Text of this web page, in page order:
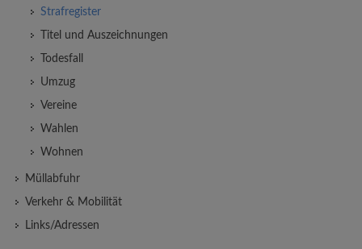
Strafregister
Titel und Auszeichnungen
Todesfall
Umzug
Vereine
Wahlen
Wohnen
Müllabfuhr
Verkehr & Mobilität
Links/Adressen